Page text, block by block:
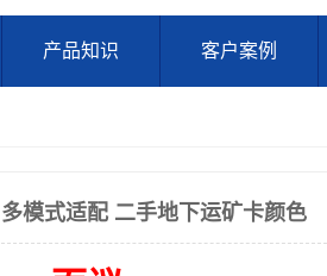
产品知识 客户案例
多模式适配 二手地下运矿卡颜色